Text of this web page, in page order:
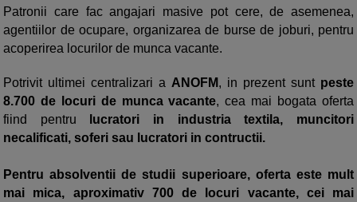
Patronii care fac angajari masive pot cere, de asemenea,
agentiilor de ocupare, organizarea de burse de joburi, pentru
acoperirea locurilor de munca vacante.
Potrivit ultimei centralizari a ANOFM, in prezent sunt peste
8.700 de locuri de munca vacante, cea mai bogata oferta
fiind pentru
lucratori in industria textila, muncitori
necalificati, soferi sau lucratori in contructii.
Pentru absolventii de studii superioare, oferta este mult
mai mica, aproximativ 700 de locuri vacante, cei mai